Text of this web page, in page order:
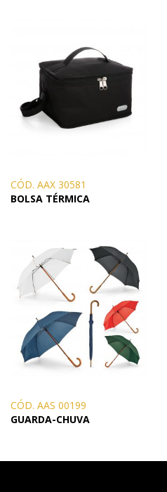
CÓD. AAX 30581
BOLSA TÉRMICA
CÓD. AAS 00199
GUARDA-CHUVA